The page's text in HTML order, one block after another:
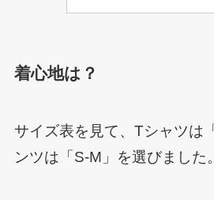
着心地は？
サイズ表を見て、Tシャツは
ンツは「S-M」を選びました。